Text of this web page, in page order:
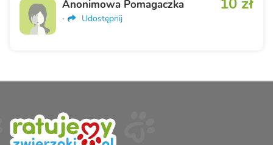
Anonimowa Pomagaczka
· Udostępnij